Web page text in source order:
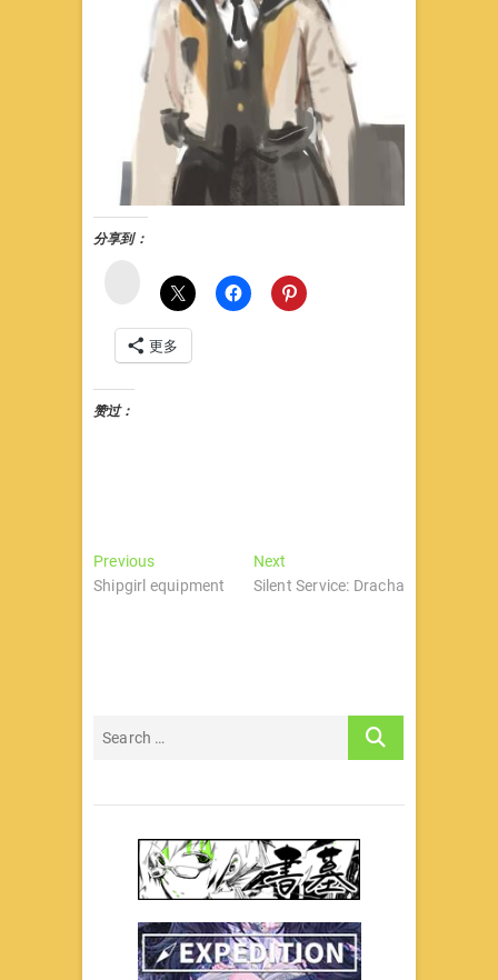
分享到：
更多
赞过：
文
章
PreviousPrevious
post:
Shipgirl equipment
Next
post:
Silent Service: Dracha